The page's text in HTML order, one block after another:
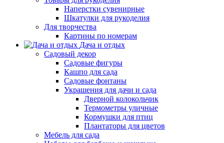
Наперстки сувенирные
Шкатулки для рукоделия
Для творчества
Картины по номерам
Дача и отдых
Садовый декор
Садовые фигуры
Кашпо для сада
Садовые фонтаны
Украшения для дачи и сада
Дверной колокольчик
Термометры уличные
Кормушки для птиц
Плантаторы для цветов
Мебель для сада